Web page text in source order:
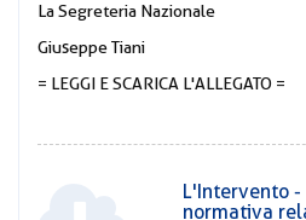
La Segreteria Nazionale
Giuseppe Tiani
= LEGGI E SCARICA L'ALLEGATO =
L'Intervento -
normativa